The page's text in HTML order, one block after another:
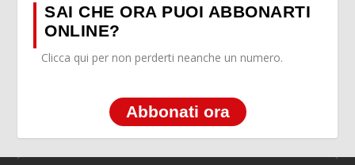
SAI CHE ORA PUOI ABBONARTI
ONLINE?
Clicca qui per non perderti neanche un numero.
Abbonati ora